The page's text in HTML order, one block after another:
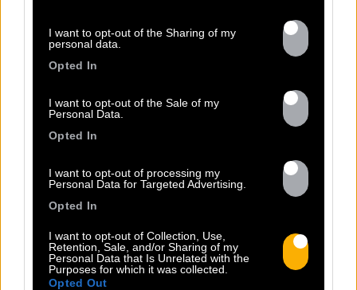
I want to opt-out of the Sharing of my
personal data.
Opted In
I want to opt-out of the Sale of my
Personal Data.
Opted In
I want to opt-out of processing my
Personal Data for Targeted Advertising.
Opted In
I want to opt-out of Collection, Use,
Retention, Sale, and/or Sharing of my
Personal Data that Is Unrelated with the
Purposes for which it was collected.
Opted Out
PEET SORT UN NOUVEAU CLIP !
« Entre Nous » enfin mis en image :
portrait d’une virilité vacillante. Réalisé
Georgio, Ascendant Vierge…), le clip met
en scène un cow-boy qui se prépare, on
le suit dans son rituel. Il s’habille, enfile
ses bottes, scelle son cheval, ajuste
son chapeau. Les gestes sont précis,
routiniers, rassurants. Mais […]